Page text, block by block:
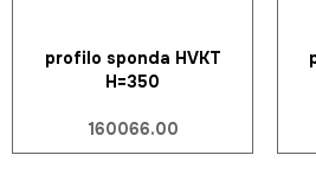
profilo sponda HVKT
H=350
160066.00